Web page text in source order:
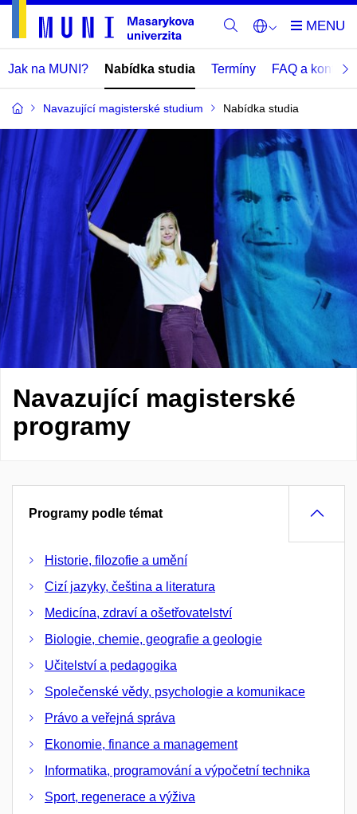
Jak na MUNI? Nabídka studia Termíny FAQ a kontakty
Navazující magisterské studium Nabídka studia
Navazující magisterské
programy
Programy podle témat
Historie, filozofie a umění
Cizí jazyky, čeština a literatura
Medicína, zdraví a ošetřovatelství
Biologie, chemie, geografie a geologie
Učitelství a pedagogika
Společenské vědy, psychologie a komunikace
Právo a veřejná správa
Ekonomie, finance a management
Informatika, programování a výpočetní technika
Sport, regenerace a výživa